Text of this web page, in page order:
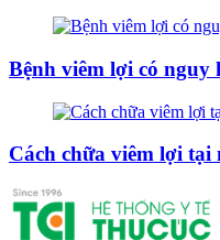
Bệnh viêm lợi có nguy
Cách chữa viêm lợi